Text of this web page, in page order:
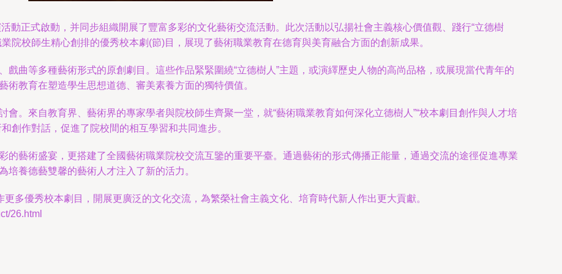
動正式啟動，并同步組織開展了豐富多彩的文化藝術交流活動。此次活動以弘揚社會主義核心價值觀、踐行“立德樹
院校師生精心創排的優秀校本劇(節)目，展現了藝術職業教育在德育與美育融合方面的創新成果。
曲等多種藝術形式的原創劇目。這些作品緊緊圍繞“立德樹人”主題，或演繹歷史人物的高尚品格，或展現當代青年的
教育在塑造學生思想道德、審美素養方面的獨特價值。
會。來自教育界、藝術界的專家學者與院校師生齊聚一堂，就“藝術職業教育如何深化立德樹人”“校本劇目創作與人才培
創作對話，促進了院校間的相互學習和共同進步。
的藝術盛宴，更搭建了全國藝術職業院校交流互鑒的重要平臺。通過藝術的形式傳播正能量，通過交流的途徑促進專業
培養德藝雙馨的藝術人才注入了新的活力。
多優秀校本劇目，開展更廣泛的文化交流，為繁榮社會主義文化、培育時代新人作出更大貢獻。
26.html